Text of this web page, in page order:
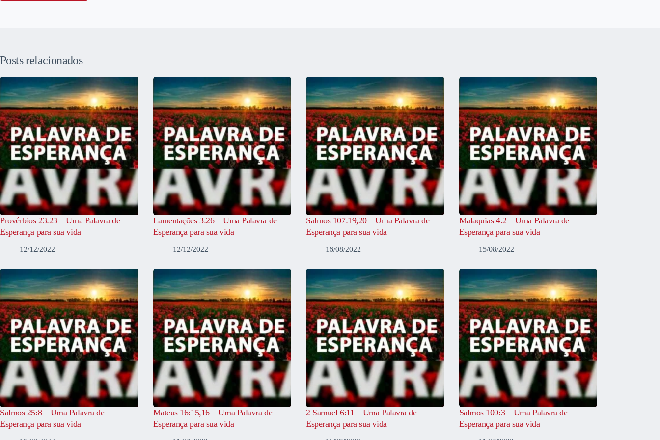
Posts relacionados
Provérbios 23:23 – Uma Palavra de
Esperança para sua vida
12/12/2022
Lamentações 3:26 – Uma Palavra de
Esperança para sua vida
12/12/2022
Salmos 107:19,20 – Uma Palavra de
Esperança para sua vida
16/08/2022
Malaquias 4:2 – Uma Palavra de
Esperança para sua vida
15/08/2022
Salmos 25:8 – Uma Palavra de
Esperança para sua vida
Mateus 16:15,16 – Uma Palavra de
Esperança para sua vida
2 Samuel 6:11 – Uma Palavra de
Esperança para sua vida
Salmos 100:3 – Uma Palavra de
Esperança para sua vida